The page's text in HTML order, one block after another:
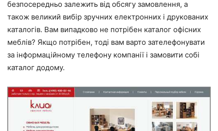
безпосередньо залежить від обсягу замовлення, а
також великий вибір зручних електронних і друкованих
каталогів. Вам випадково не потрібен каталог офісних
меблів? Якщо потрібен, тоді вам варто зателефонувати
за інформаційному телефону компанії і замовити собі
каталог додому.